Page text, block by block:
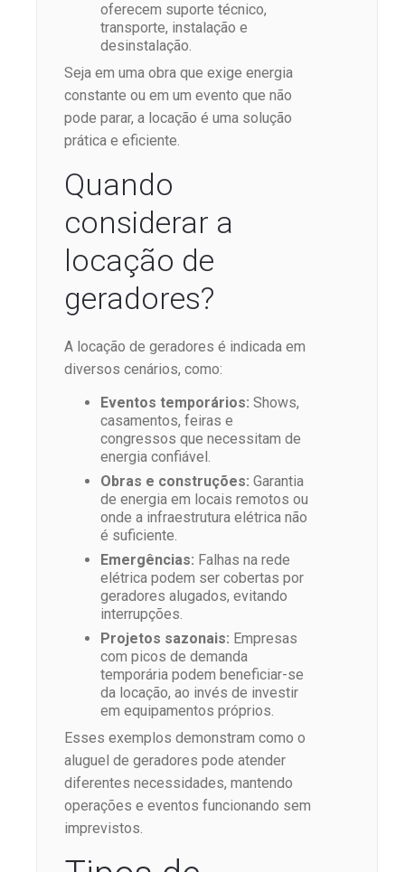
oferecem suporte técnico,
transporte, instalação e
desinstalação.
Seja em uma obra que exige energia
constante ou em um evento que não
pode parar, a locação é uma solução
prática e eficiente.
Quando
considerar a
locação de
geradores?
A locação de geradores é indicada em
diversos cenários, como:
Eventos temporários: Shows,
casamentos, feiras e
congressos que necessitam de
energia confiável.
Obras e construções: Garantia
de energia em locais remotos ou
onde a infraestrutura elétrica não
é suficiente.
Emergências: Falhas na rede
elétrica podem ser cobertas por
geradores alugados, evitando
interrupções.
Projetos sazonais: Empresas
com picos de demanda
temporária podem beneficiar-se
da locação, ao invés de investir
em equipamentos próprios.
Esses exemplos demonstram como o
aluguel de geradores pode atender
diferentes necessidades, mantendo
operações e eventos funcionando sem
imprevistos.